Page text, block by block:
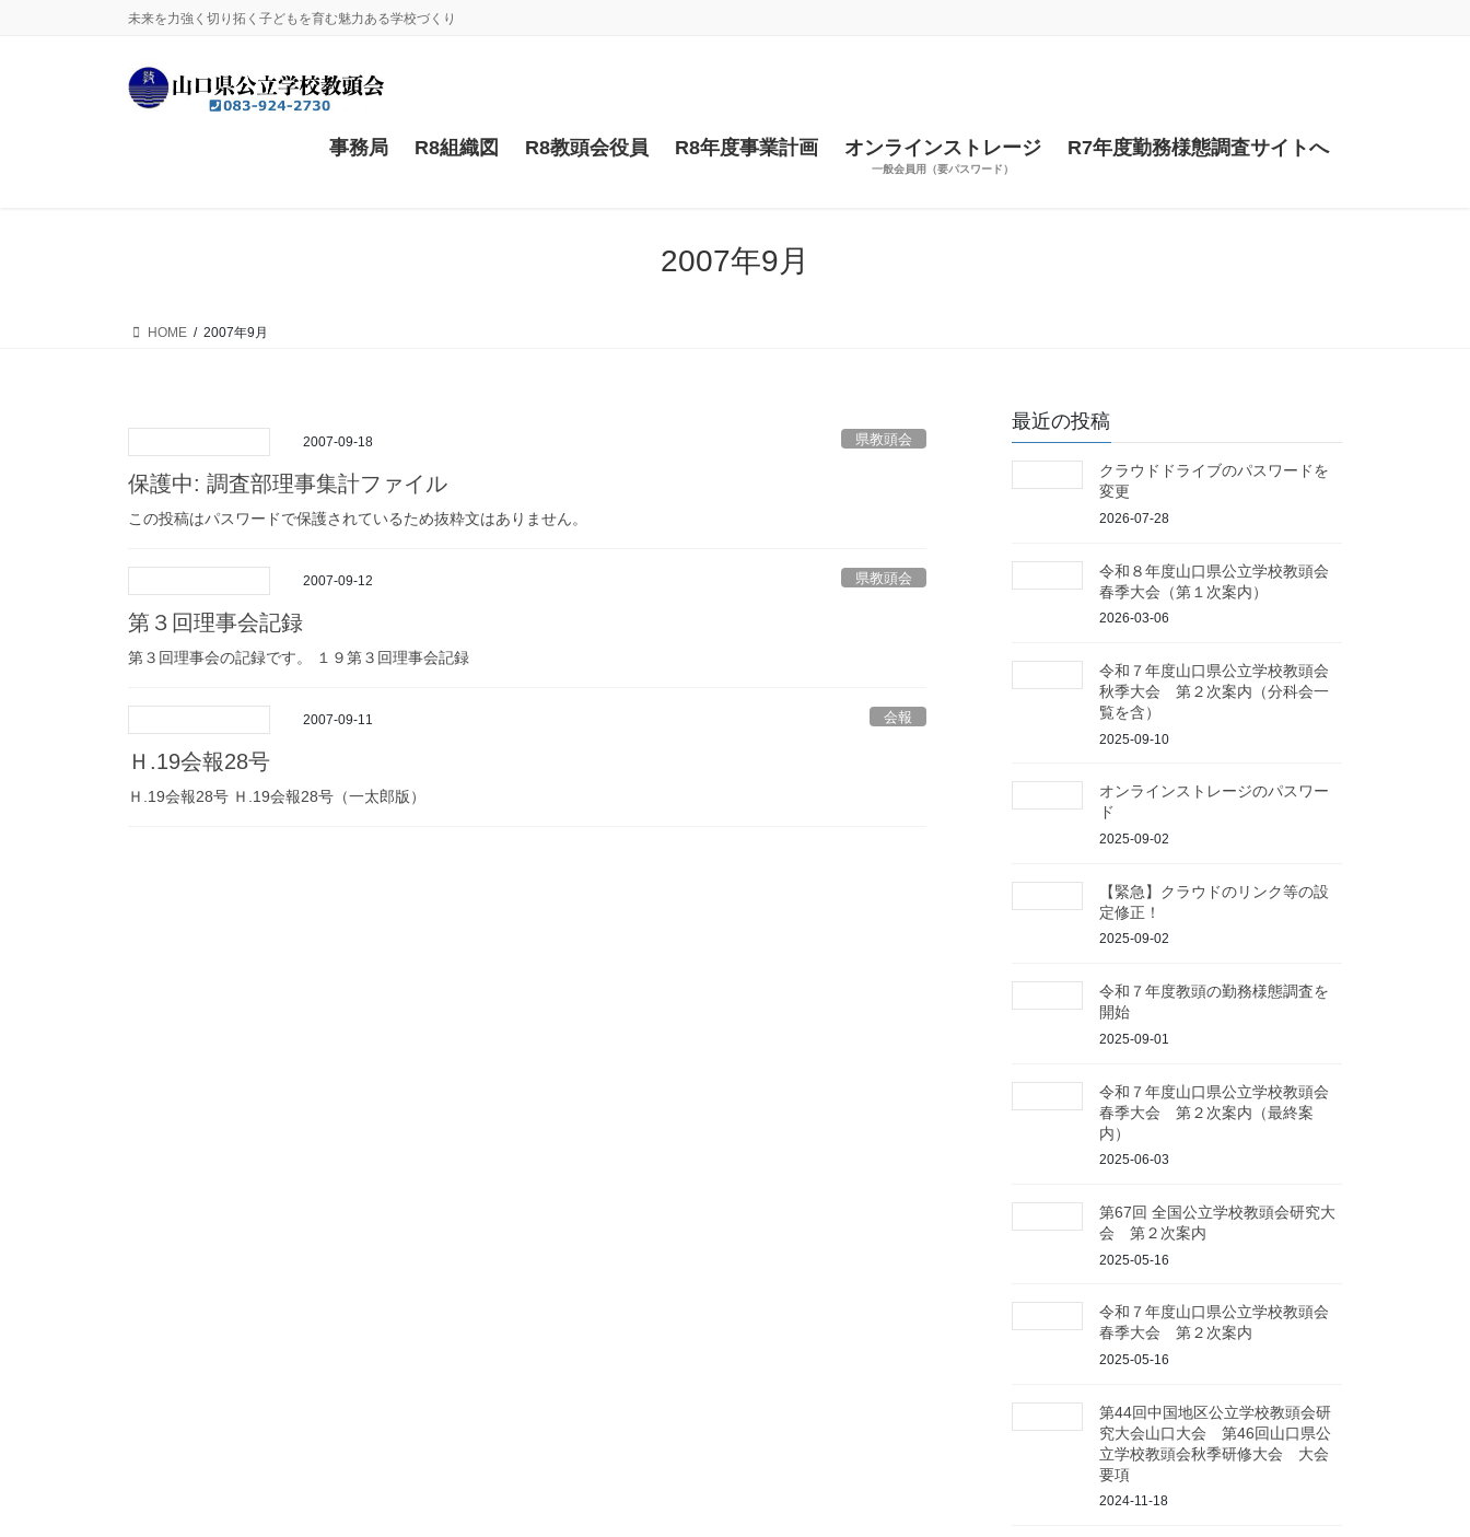
未来を力強く切り拓く子どもを育む魅力ある学校づくり
事務局 R8組織図 R8教頭会役員 R8年度事業計画 オンラインストレージ
一般会員用（要パスワード）
R7年度勤務様態調査サイトへ
2007年9月
HOME 2007年9月
2007-09-18 県教頭会
保護中: 調査部理事集計ファイル
この投稿はパスワードで保護されているため抜粋文はありません。
2007-09-12 県教頭会
第３回理事会記録
第３回理事会の記録です。 １９第３回理事会記録
2007-09-11 会報
Ｈ.19会報28号
Ｈ.19会報28号 Ｈ.19会報28号（一太郎版）
最近の投稿
クラウドドライブのパスワードを
変更
2026-07-28
令和８年度山口県公立学校教頭会
春季大会（第１次案内）
2026-03-06
令和７年度山口県公立学校教頭会
秋季大会 第２次案内（分科会一
覧を含）
2025-09-10
オンラインストレージのパスワー
ド
2025-09-02
【緊急】クラウドのリンク等の設
定修正！
2025-09-02
令和７年度教頭の勤務様態調査を
開始
2025-09-01
令和７年度山口県公立学校教頭会
春季大会 第２次案内（最終案
内）
2025-06-03
第67回 全国公立学校教頭会研究大
会 第２次案内
2025-05-16
令和７年度山口県公立学校教頭会
春季大会 第２次案内
2025-05-16
第44回中国地区公立学校教頭会研
究大会山口大会 第46回山口県公
立学校教頭会秋季研修大会 大会
要項
2024-11-18